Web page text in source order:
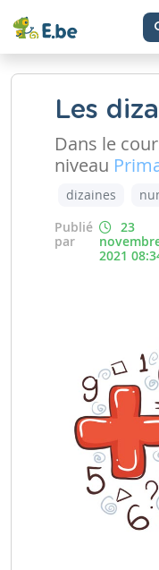
Les
Dans le
niveau
dizaines
Publié
par
23
2021